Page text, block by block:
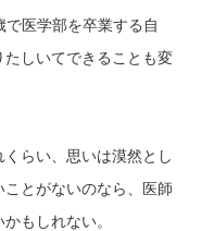
で医学部を卒業する自
しいてできることも変
らい、思いは漠然とし
とがないのなら、医師
もしれない。